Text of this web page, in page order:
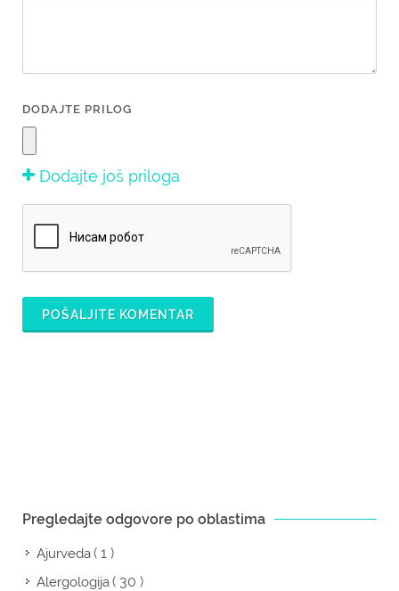
DODAJTE PRILOG
Dodajte još priloga
POŠALJITE KOMENTAR
Pregledajte odgovore po oblastima
Ajurveda( 1 )
Alergologija( 30 )